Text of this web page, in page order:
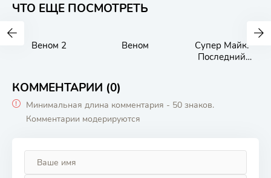
ЧТО ЕЩЕ ПОСМОТРЕТЬ
Веном 2 Веном
Супер Майк:
Последний
КОММЕНТАРИИ (0)
Минимальная длина комментария - 50 знаков.
Комментарии модерируются